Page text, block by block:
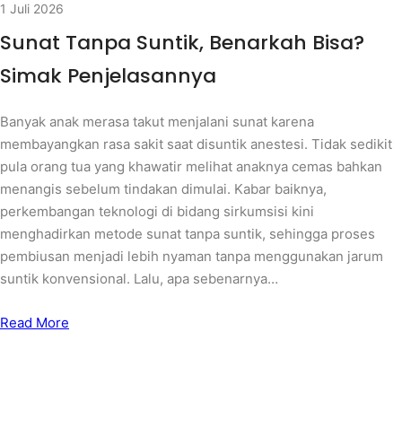
1 Juli 2026
Sunat Tanpa Suntik, Benarkah Bisa?
Simak Penjelasannya
Banyak anak merasa takut menjalani sunat karena
membayangkan rasa sakit saat disuntik anestesi. Tidak sedikit
pula orang tua yang khawatir melihat anaknya cemas bahkan
menangis sebelum tindakan dimulai. Kabar baiknya,
perkembangan teknologi di bidang sirkumsisi kini
menghadirkan metode sunat tanpa suntik, sehingga proses
pembiusan menjadi lebih nyaman tanpa menggunakan jarum
suntik konvensional. Lalu, apa sebenarnya…
Read More